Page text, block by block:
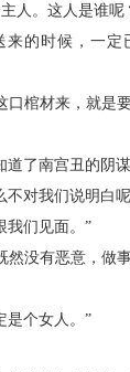
人。这人是谁呢
的时候，一定
棺材来，就是
了南宫丑的阴
对我们说明白
们见面。”
没有恶意，做
个女人。”